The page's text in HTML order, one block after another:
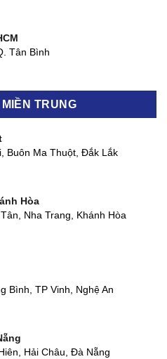
Tân Bình
Nai
Dương
4,TP. HCM
TRUNG
Buôn Ma Thuột, Đắk Lắk
Hòa
Nha Trang, Khánh Hòa
Bình, TP Vinh, Nghệ An
Hải Châu, Đà Nẵng